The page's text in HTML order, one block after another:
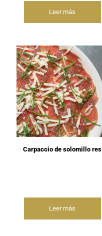
Leer más
Carpaccio de solomillo res
Leer más